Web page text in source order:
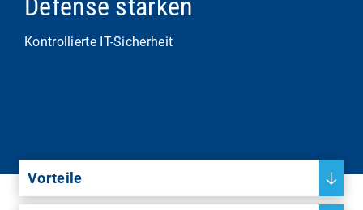
Defense stärken
Kontrollierte IT-Sicherheit
Vorteile